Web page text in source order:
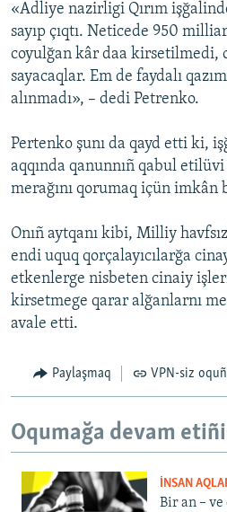
«Adliye nazirligi Qırım
sayıp çıqtı. Neticede 950
coyulğan kâr daa kirsetilmedi,
sayacaqlar. Em de faydalı
alınmadı», – dedi Petrenko.
Pertenko şunı da qayd etti ki,
aqqında qanunnıñ qabul
merağını qorumaq içün imkân
Onıñ aytqanı kibi, Milliy
endi uquq qorçalayıcılarğa
etkenlerge nisbeten cinaiy
kirsetmege qarar alğanlarnı
avale etti.
Paylaşmaq VPN-siz
Oqumağa devam
İNSAN
Bir an – ve